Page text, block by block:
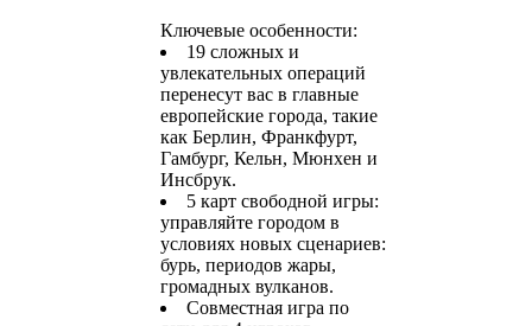
Ключевые особенности:
19 сложных и
увлекательных операций
перенесут вас в главные
европейские города, такие
как Берлин, Франкфурт,
Гамбург, Кельн, Мюнхен и
Инсбрук.
5 карт свободной игры:
управляйте городом в
условиях новых сценариев:
бурь, периодов жары,
громадных вулканов.
Совместная игра по